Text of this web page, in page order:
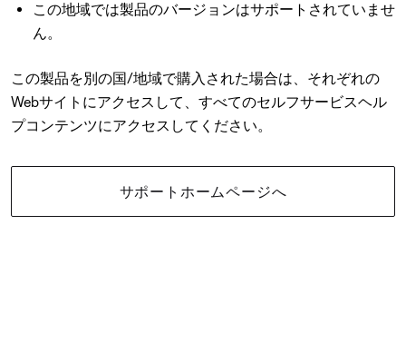
この地域では製品のバージョンはサポートされていませ
ん。
この製品を別の国/地域で購入された場合は、それぞれの
Webサイトにアクセスして、すべてのセルフサービスヘル
プコンテンツにアクセスしてください。
サポートホームページへ